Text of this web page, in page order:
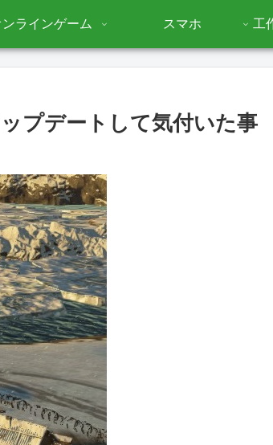
ンラインゲーム スマホ 工
プデートして気付いた事